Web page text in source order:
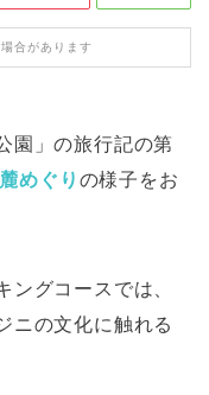
合があります
園」の旅行記の第
めぐり の様子をお
ングコースでは、
ニの文化に触れる